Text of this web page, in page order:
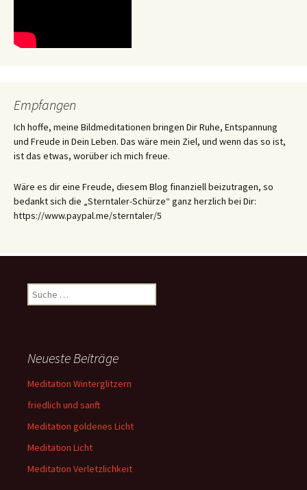
Empfangen
Ich hoffe, meine Bildmeditationen bringen Dir Ruhe, Entspannung
und Freude in Dein Leben. Das wäre mein Ziel, und wenn das so ist,
ist das etwas, worüber ich mich freue.
Wäre es dir eine Freude, diesem Blog finanziell beizutragen, so
bedankt sich die „Sterntaler-Schürze“ ganz herzlich bei Dir:
https://www.paypal.me/sterntaler/5
Suche
nach:
Neueste Beiträge
Meditation Winterglitzern
friedlich und sanft
Meditation goldenes Licht
Meditation Licht
Meditation Verletzlichkeit